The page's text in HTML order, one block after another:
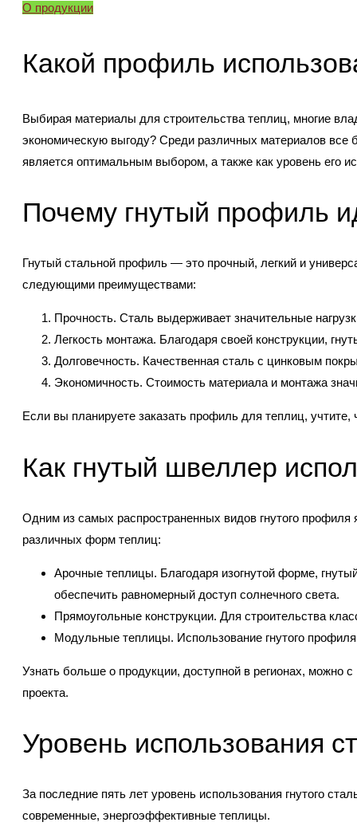
О продукции
Какой профиль
Выбирая материалы для строительства теплиц, многие
экономическую выгоду? Среди различных материалов
является оптимальным выбором, а также как уровень его
Почему гнутый профиль
Гнутый стальной профиль — это прочный, легкий и
следующими преимуществами:
Прочность. Сталь выдерживает значительные
Легкость монтажа. Благодаря своей конструкции,
Долговечность. Качественная сталь с цинковым
Экономичность. Стоимость материала и монтажа
Если вы планируете заказать профиль для теплиц,
Как гнутый швеллер
Одним из самых распространенных видов гнутого профиля
различных форм теплиц:
Арочные теплицы. Благодаря изогнутой форме,
обеспечить равномерный доступ солнечного света.
Прямоугольные конструкции. Для строительства
Модульные теплицы. Использование гнутого
Узнать больше о продукции, доступной в регионах,
проекта.
Уровень использования
За последние пять лет уровень использования гнутого
современные, энергоэффективные теплицы.